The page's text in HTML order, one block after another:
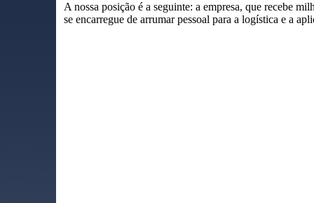
A nossa posição é a seguinte: a empresa, que recebe
se encarregue de arrumar pessoal para a logística e a